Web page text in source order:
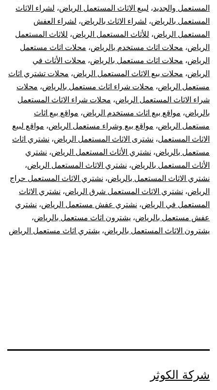
المستعمل والجديد، لبيع الاثاث المستعمل الرياض، لشراء الاثاث
المستعمل بالرياض، لشراء الاثاث بالرياض، لشراء العفش
المستعمل الرياض، للأثاث المستعمل الرياض، للاثاث المستعمل
الرياض، محلات اثاث مستخدم بالرياض، محلات اثاث مستعمل
الرياض، محلات اثاث مستعمل بالرياض، محلات الأثاث في
الرياض، محلات بيع الاثاث المستعمل الرياض، محلات تشتري اثاث
مستعمل الرياض، محلات شراء اثاث مستعمل بالرياض، محلات
شراء الاثاث المستعمل الرياض، محلات شراء الاثاث المستعمل
بالرياض، مواقع بيع اثاث مستخدم الرياض، مواقع بيع اثاث
مستعمل الرياض، مواقع بيع وشراء مستعمل الرياض، مواقع لبيع
الاثاث المستعمل، نشترى الاثاث المستعمل الرياض، نشتري اثاث
مستعمل بالرياض، نشتري الأثاث المستعمل الرياض، نشتري
الأثاث المستعمل بالرياض، نشتري الاثاث المستعمل الرياض،
نشتري الاثاث المستعمل بالرياض، نشتري الاثاث المستعمل حراج
الرياض، نشتري الاثاث المستعمل شرق الرياض، نشتري الاثاث
المستعمل في الرياض، نشتري عفش مستعمل الرياض، نشتري
عفش مستعمل بالرياض، يشترون اثاث مستعمل بالرياض،
يشترون الاثاث المستعمل بالرياض، يشتري اثاث مستعمل الرياض
شركة الكوثر